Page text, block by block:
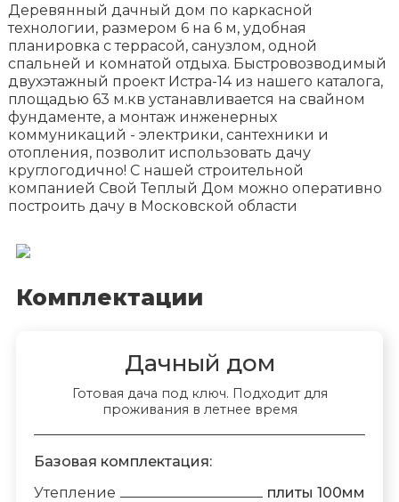
Деревянный дачный дом по каркасной
технологии, размером 6 на 6 м, удобная
планировка с террасой, санузлом, одной
спальней и комнатой отдыха. Быстровозводимый
двухэтажный проект Истра-14 из нашего каталога,
площадью 63 м.кв устанавливается на свайном
фундаменте, а монтаж инженерных
коммуникаций - электрики, сантехники и
отопления, позволит использовать дачу
круглогодично! С нашей строительной
компанией Свой Теплый Дом можно оперативно
построить дачу в Московской области
Комплектации
Дачный дом
Готовая дача под ключ. Подходит для
проживания в летнее время
Базовая комплектация:
Утепление
плиты 100мм